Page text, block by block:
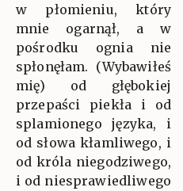
w płomieniu, który
mnie ogarnął, a w
pośrodku ognia nie
spłonęłam. (Wybawiłeś
mię) od głębokiej
przepaści piekła i od
splamionego języka, i
od słowa kłamliwego, i
od króla niegodziwego,
i od niesprawiedliwego